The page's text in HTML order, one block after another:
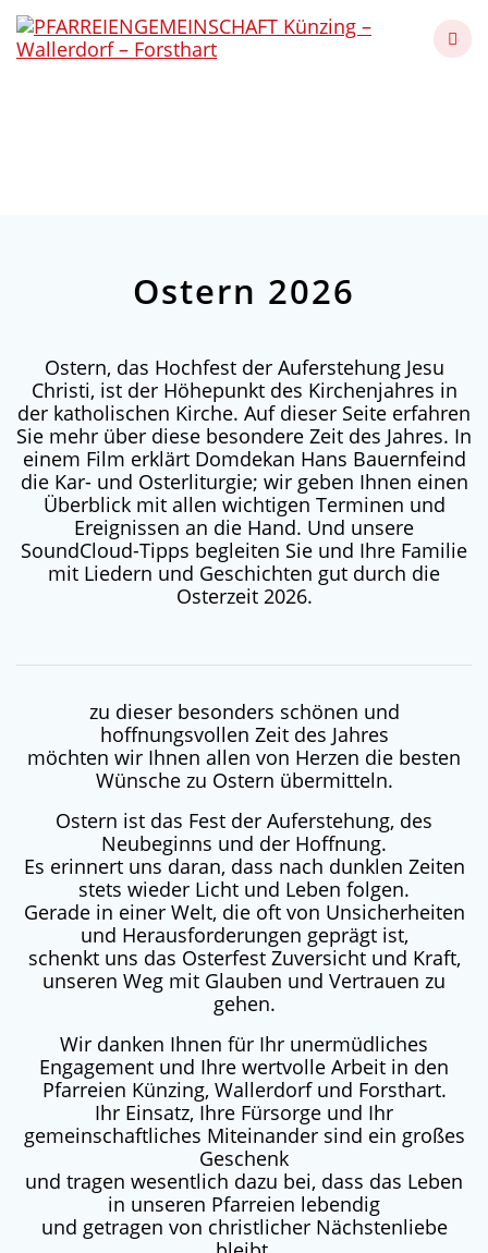
to
Ostern 2026
Ostern, das Hochfest der Auferstehung Jesu
Christi, ist der Höhepunkt des Kirchenjahres in
der katholischen Kirche. Auf dieser Seite erfahren
Sie mehr über diese besondere Zeit des Jahres. In
einem Film erklärt Domdekan Hans Bauernfeind
die Kar- und Osterliturgie; wir geben Ihnen einen
Überblick mit allen wichtigen Terminen und
Ereignissen an die Hand. Und unsere
SoundCloud-Tipps begleiten Sie und Ihre Familie
mit Liedern und Geschichten gut durch die
Osterzeit 2026.
zu dieser besonders schönen und
hoffnungsvollen Zeit des Jahres
möchten wir Ihnen allen von Herzen die besten
Wünsche zu Ostern übermitteln.
Ostern ist das Fest der Auferstehung, des
Neubeginns und der Hoffnung.
Es erinnert uns daran, dass nach dunklen Zeiten
stets wieder Licht und Leben folgen.
Gerade in einer Welt, die oft von Unsicherheiten
und Herausforderungen geprägt ist,
schenkt uns das Osterfest Zuversicht und Kraft,
unseren Weg mit Glauben und Vertrauen zu
gehen.
Wir danken Ihnen für Ihr unermüdliches
Engagement und Ihre wertvolle Arbeit in den
Pfarreien Künzing, Wallerdorf und Forsthart.
Ihr Einsatz, Ihre Fürsorge und Ihr
gemeinschaftliches Miteinander sind ein großes
Geschenk
und tragen wesentlich dazu bei, dass das Leben
in unseren Pfarreien lebendig
und getragen von christlicher Nächstenliebe